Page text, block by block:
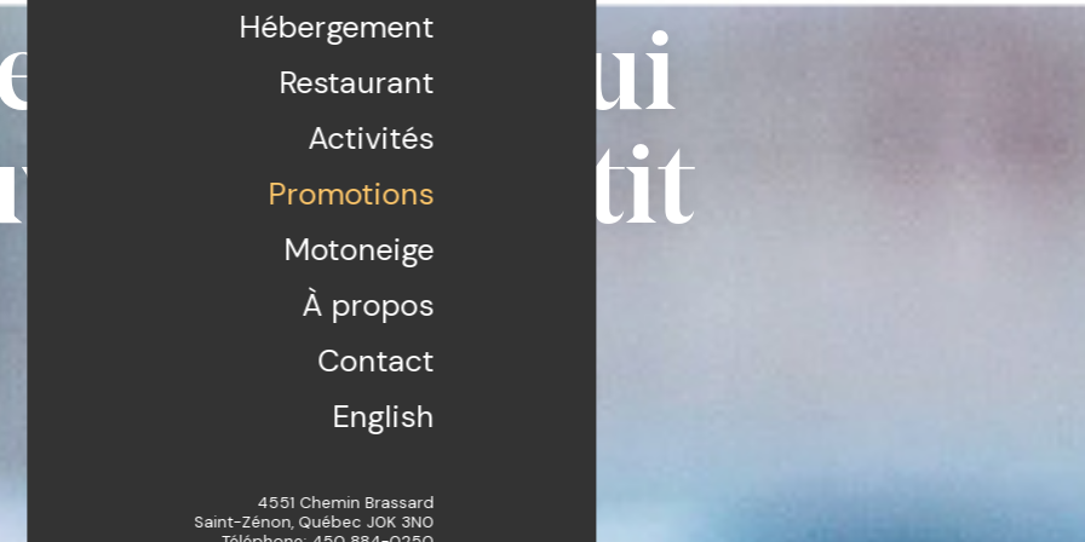
Hébergement
Restaurant
Activités
Promotions
Motoneige
À propos
Contact
English
4551 Chemin Brassard
Saint-Zénon, Québec J0K 3N0
saveurs qui
l'appétit